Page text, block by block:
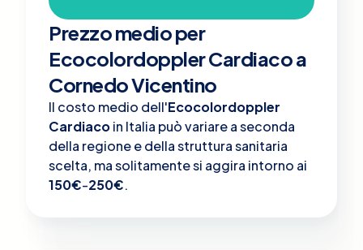
Prezzo medio per
Ecocolordoppler Cardiaco a
Cornedo Vicentino
Il costo medio dell'Ecocolordoppler
Cardiacoin Italia può variare a seconda
della regione e della struttura sanitaria
scelta, ma solitamente si aggira intorno ai
150€-250€.